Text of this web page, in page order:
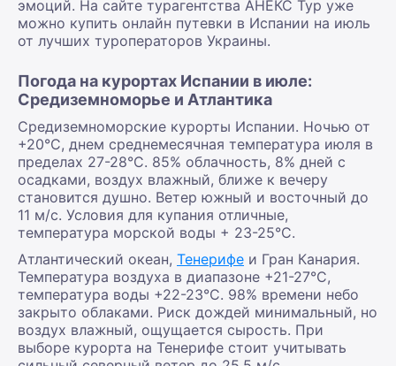
эмоций. На сайте турагентства АНЕКС Тур уже
можно купить онлайн путевки в Испании на июль
от лучших туроператоров Украины.
Погода на курортах Испании в июле:
Средиземноморье и Атлантика
Средиземноморские курорты Испании. Ночью от
+20°С, днем среднемесячная температура июля в
пределах 27-28°С. 85% облачность, 8% дней с
осадками, воздух влажный, ближе к вечеру
становится душно. Ветер южный и восточный до
11 м/с. Условия для купания отличные,
температура морской воды + 23-25°С.
Атлантический океан, Тенерифе и Гран Канария.
Температура воздуха в диапазоне +21-27°С,
температура воды +22-23°С. 98% времени небо
закрыто облаками. Риск дождей минимальный, но
воздух влажный, ощущается сырость. При
выборе курорта на Тенерифе стоит учитывать